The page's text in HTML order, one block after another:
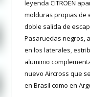
leyenda CITROEN
molduras propias de
doble salida de
Pasaruedas negros,
en los laterales,
aluminio
nuevo Aircross que
en Brasil como en